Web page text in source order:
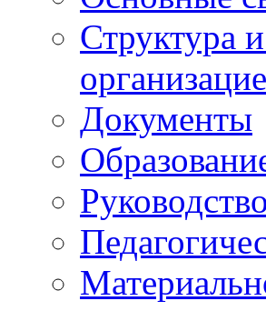
Структура
Документы
Руководство